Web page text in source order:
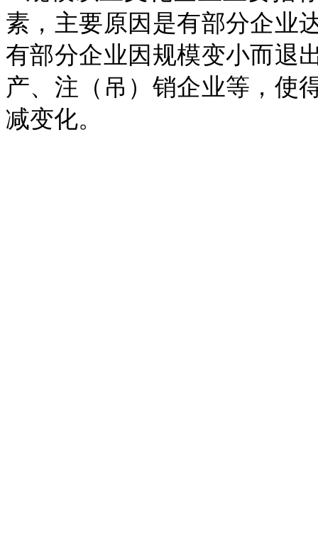
素，主要原因是有部分企业
有部分企业因规模变小而退
产、注（吊）销企业等，使
减变化。